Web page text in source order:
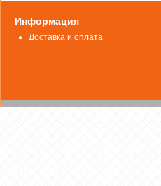
Информация
Доставка и оплата